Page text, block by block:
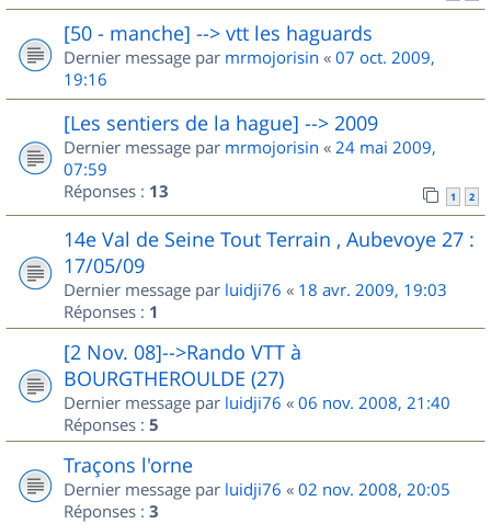
[50 - manche] --> vtt les haguards
Dernier message par mrmojorisin « 07 oct. 2009,
19:16
[Les sentiers de la hague] --> 2009
Dernier message par mrmojorisin « 24 mai 2009,
07:59
Réponses : 13 1 2
14e Val de Seine Tout Terrain , Aubevoye 27 :
17/05/09
Dernier message par luidji76 « 18 avr. 2009, 19:03
Réponses : 1
[2 Nov. 08]-->Rando VTT à
BOURGTHEROULDE (27)
Dernier message par luidji76 « 06 nov. 2008, 21:40
Réponses : 5
Traçons l'orne
Dernier message par luidji76 « 02 nov. 2008, 20:05
Réponses : 3